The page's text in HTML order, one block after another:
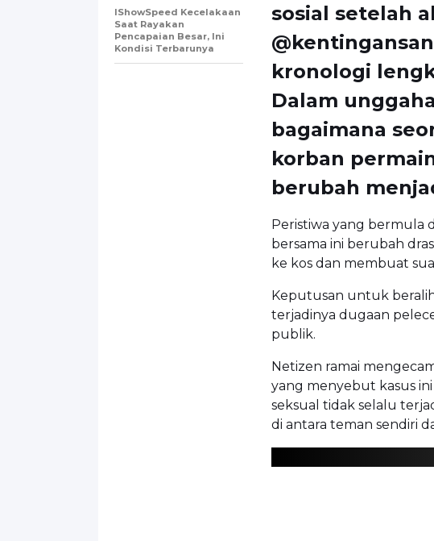
sosial setelah
kronologi
Dalam
bagaimana
korban
berubah
Peristiwa yang bermula
bersama ini berubah
ke kos dan membuat
Keputusan untuk
terjadinya dugaan
publik.
Netizen ramai
yang menyebut kasus
seksual tidak selalu
di antara teman sendiri
IShowSpeed Kecelakaan
Saat Rayakan
Pencapaian Besar, Ini
Kondisi Terbarunya